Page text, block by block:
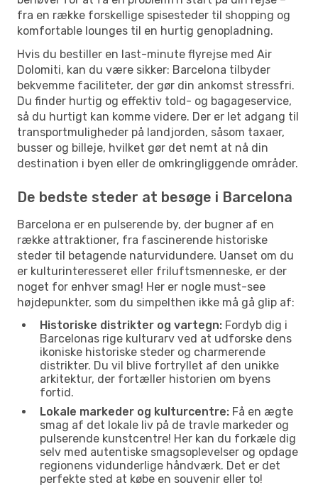
fra en række forskellige spisesteder til shopping og
komfortable lounges til en hurtig genopladning.
Hvis du bestiller en last-minute flyrejse med Air
Dolomiti, kan du være sikker: Barcelona tilbyder
bekvemme faciliteter, der gør din ankomst stressfri.
Du finder hurtig og effektiv told- og bagageservice,
så du hurtigt kan komme videre. Der er let adgang til
transportmuligheder på landjorden, såsom taxaer,
busser og billeje, hvilket gør det nemt at nå din
destination i byen eller de omkringliggende områder.
De bedste steder at besøge i Barcelona
Barcelona er en pulserende by, der bugner af en
række attraktioner, fra fascinerende historiske
steder til betagende naturvidundere. Uanset om du
er kulturinteresseret eller friluftsmenneske, er der
noget for enhver smag! Her er nogle must-see
højdepunkter, som du simpelthen ikke må gå glip af:
Historiske distrikter og vartegn: Fordyb dig i
Barcelonas rige kulturarv ved at udforske dens
ikoniske historiske steder og charmerende
distrikter. Du vil blive fortryllet af den unikke
arkitektur, der fortæller historien om byens
fortid.
Lokale markeder og kulturcentre: Få en ægte
smag af det lokale liv på de travle markeder og
pulserende kunstcentre! Her kan du forkæle dig
selv med autentiske smagsoplevelser og opdage
regionens vidunderlige håndværk. Det er det
perfekte sted at købe en souvenir eller to!